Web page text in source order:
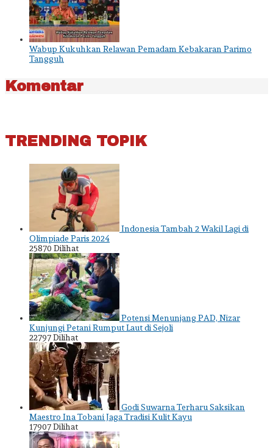
Wabup Kukuhkan Relawan Pemadam Kebakaran Parimo
Tangguh
Komentar
TRENDING TOPIK
Indonesia Tambah 2 Wakil Lagi di
Olimpiade Paris 2024
25870 Dilihat
Potensi Menunjang PAD, Nizar
Kunjungi Petani Rumput Laut di Sejoli
22797 Dilihat
Godi Suwarna Terharu Saksikan
Maestro Ina Tobani Jaga Tradisi Kulit Kayu
17907 Dilihat